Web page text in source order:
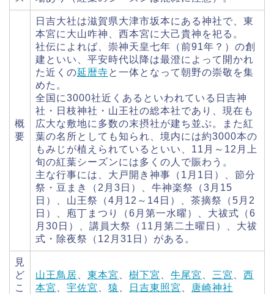
概
要
日吉大社は滋賀県大津市坂本にある神社で、東
本宮に大山咋神、西本宮に大己貴神を祀る。
社伝によれば、崇神天皇七年（前91年？）の創
建といい、平安時代以降は最澄によって開かれ
た近くの延暦寺と一体となって朝野の崇敬を集
めた。
全国に3000社近くあるといわれている日吉神
社・日枝神社・山王社の総本社であり、現在も
広大な敷地に多数の末摂社が建ち並ぶ。また紅
葉の名所としても知られ、境内には約3000本の
もみじが植えられているといい、11月～12月上
旬の紅葉シーズンには多くの人で賑わう。
主な行事には、大戸開き神事（1月1日）、節分
祭・豆まき（2月3日）、牛神楽祭（3月15
日）、山王祭（4月12～14日）、茶摘祭（5月2
日）、庖丁まつり（6月第一水曜）、大祓式（6
月30日）、講員大祭（11月第二土曜日）、大祓
式・除夜祭（12月31日）がある。
見
ど
こ
山王鳥居 東本宮 樹下宮 牛尾宮 三宮
西
本宮
宇佐宮 猿 日吉東照宮 唐崎神社